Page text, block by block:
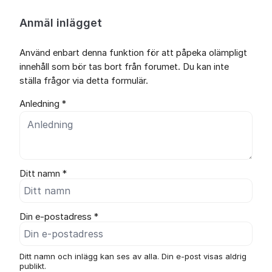
Anmäl inlägget
Använd enbart denna funktion för att påpeka olämpligt
innehåll som bör tas bort från forumet. Du kan inte
ställa frågor via detta formulär.
Anledning *
Ditt namn *
Din e-postadress *
Ditt namn och inlägg kan ses av alla. Din e-post visas aldrig
publikt.